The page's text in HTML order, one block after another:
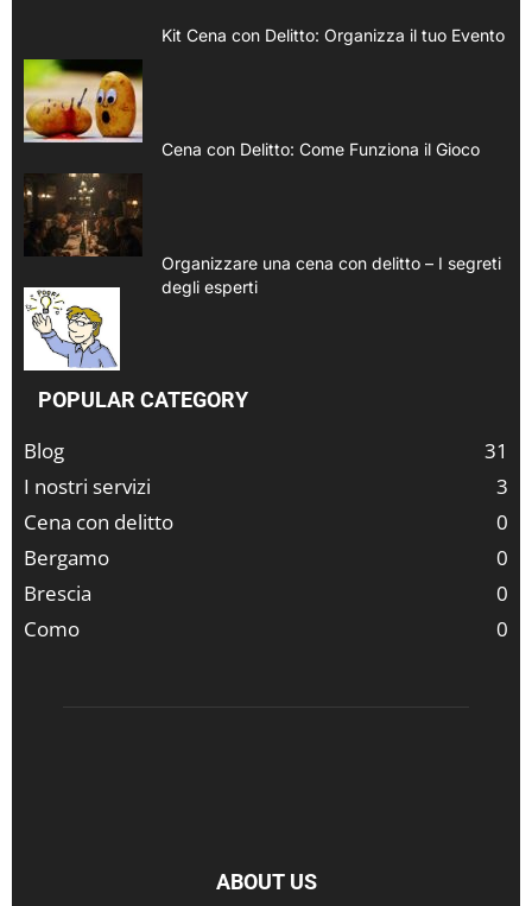
Kit Cena con Delitto: Organizza il tuo Evento
Cena con Delitto: Come Funziona il Gioco
Organizzare una cena con delitto – I segreti
degli esperti
POPULAR CATEGORY
Blog
31
I nostri servizi
3
Cena con delitto
0
Bergamo
0
Brescia
0
Como
0
ABOUT US